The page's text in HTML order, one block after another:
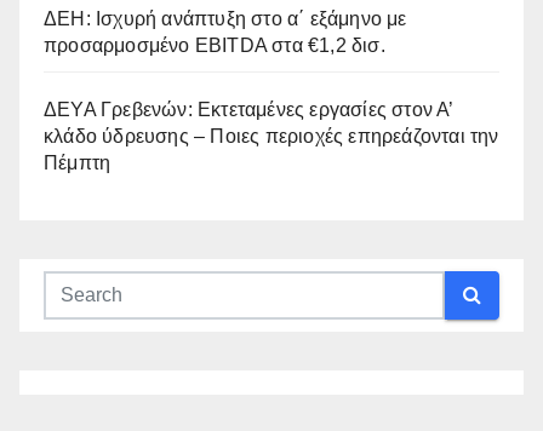
ΔΕΗ: Ισχυρή ανάπτυξη στο α΄ εξάμηνο με
προσαρμοσμένο EBITDA στα €1,2 δισ.
ΔΕΥΑ Γρεβενών: Εκτεταμένες εργασίες στον Α’
κλάδο ύδρευσης – Ποιες περιοχές επηρεάζονται την
Πέμπτη